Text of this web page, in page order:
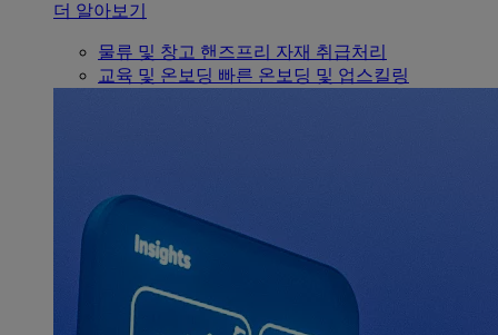
더 알아보기
물류 및 창고 핸즈프리 자재 취급처리
교육 및 온보딩 빠른 온보딩 및 업스킬링